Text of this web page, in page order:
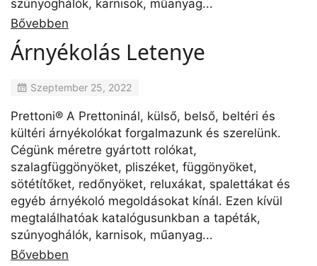
szúnyoghálók, karnisok, műanyag...
Bővebben
Árnyékolás Letenye
Szeptember 25, 2022
Prettoni® A Prettoninál, külső, belső, beltéri és
kültéri árnyékolókat forgalmazunk és szerelünk.
Cégünk méretre gyártott rolókat,
szalagfüggönyöket, pliszéket, függönyöket,
sötétítőket, redőnyöket, reluxákat, spalettákat és
egyéb árnyékoló megoldásokat kínál. Ezen kívül
megtalálhatóak katalógusunkban a tapéták,
szúnyoghálók, karnisok, műanyag...
Bővebben